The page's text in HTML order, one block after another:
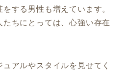
する男性も増えています。
ちにとっては、心強い存在
アルやスタイルを見せてく